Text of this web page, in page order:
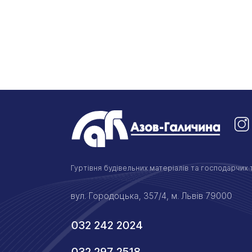
Гуртівня будівельних матеріалів та господарчих
вул. Городоцька, 357/4, м. Львів 79000
032 242 2024